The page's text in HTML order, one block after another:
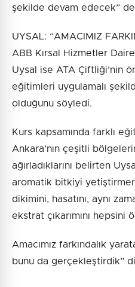
şekilde devam edecek”
UYSAL: “AMACIMIZ
ABB Kırsal Hizmetler
Uysal ise ATA Çiftliği’nin
eğitimleri uygulamalı
olduğunu söyledi.
Kurs kapsamında farklı
Ankara’nın çeşitli
ağırladıklarını belirten
aromatik bitkiyi
dikimini, hasatını, aynı
ekstrat çıkarımını hepsini
Amacımız farkındalık
bunu da gerçekleştirdik”